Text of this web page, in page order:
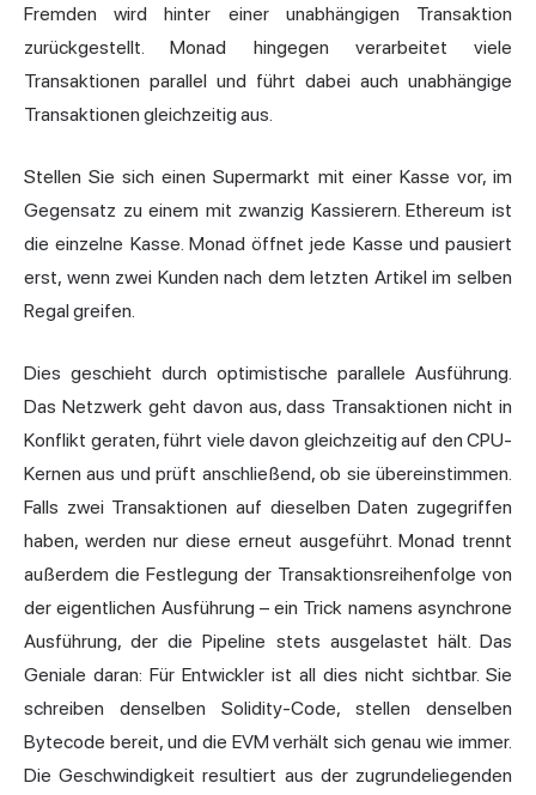
Fremden wird hinter einer unabhängigen Transaktion
zurückgestellt. Monad hingegen verarbeitet viele
Transaktionen parallel und führt dabei auch unabhängige
Transaktionen gleichzeitig aus.
Stellen Sie sich einen Supermarkt mit einer Kasse vor, im
Gegensatz zu einem mit zwanzig Kassierern. Ethereum ist
die einzelne Kasse. Monad öffnet jede Kasse und pausiert
erst, wenn zwei Kunden nach dem letzten Artikel im selben
Regal greifen.
Dies geschieht durch optimistische parallele Ausführung.
Das Netzwerk geht davon aus, dass Transaktionen nicht in
Konflikt geraten, führt viele davon gleichzeitig auf den CPU-
Kernen aus und prüft anschließend, ob sie übereinstimmen.
Falls zwei Transaktionen auf dieselben Daten zugegriffen
haben, werden nur diese erneut ausgeführt. Monad trennt
außerdem die Festlegung der Transaktionsreihenfolge von
der eigentlichen Ausführung – ein Trick namens asynchrone
Ausführung, der die Pipeline stets ausgelastet hält. Das
Geniale daran: Für Entwickler ist all dies nicht sichtbar. Sie
schreiben denselben Solidity-Code, stellen denselben
Bytecode bereit, und die EVM verhält sich genau wie immer.
Die Geschwindigkeit resultiert aus der zugrundeliegenden